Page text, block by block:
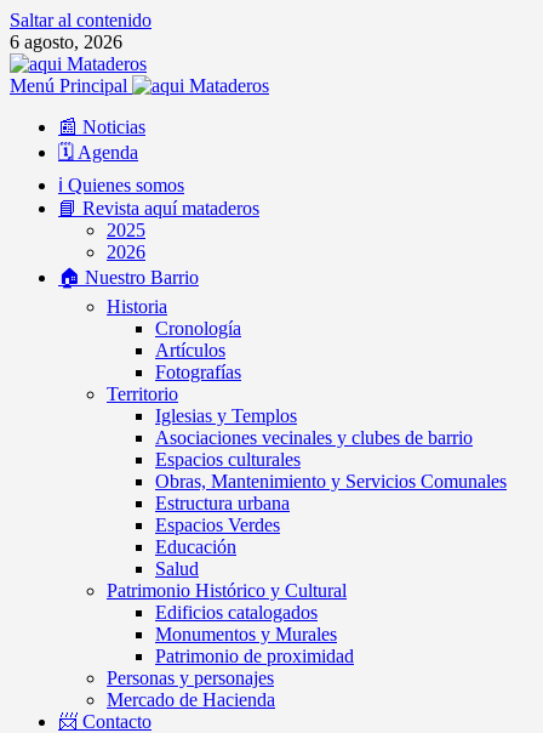
Saltar al contenido
6 agosto, 2026
Menú Principal
📰 Noticias
🗓️ Agenda
ℹ️ Quienes somos
📘 Revista aquí mataderos
2025
2026
🏠 Nuestro Barrio
Historia
Cronología
Artículos
Fotografías
Territorio
Iglesias y Templos
Asociaciones vecinales y clubes de barrio
Espacios culturales
Obras, Mantenimiento y Servicios Comunales
Estructura urbana
Espacios Verdes
Educación
Salud
Patrimonio Histórico y Cultural
Edificios catalogados
Monumentos y Murales
Patrimonio de proximidad
Personas y personajes
Mercado de Hacienda
📨 Contacto